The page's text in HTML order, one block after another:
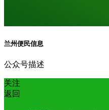
兰州便民信息
公众号描述
关注
返回